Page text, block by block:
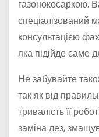
газонокосаркою.
спеціалізований
консультацією
яка підійде саме
Не забувайте
так як від
тривалість її
заміна лез,